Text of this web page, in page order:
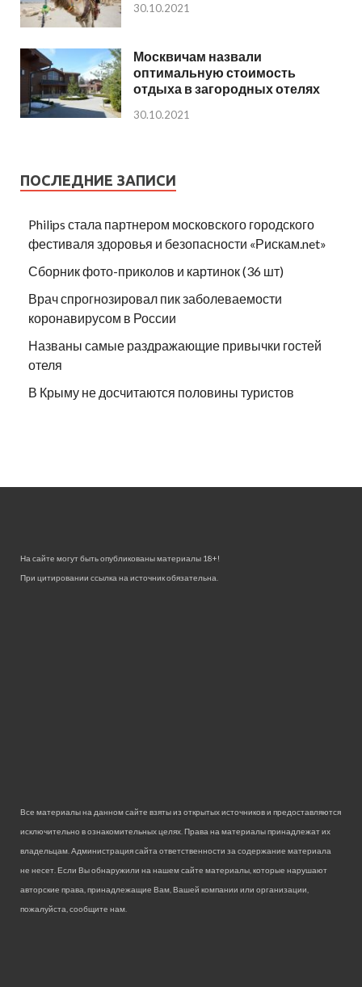
30.10.2021
Москвичам назвали
оптимальную стоимость
отдыха в загородных отелях
30.10.2021
ПОСЛЕДНИЕ ЗАПИСИ
Philips стала партнером московского городского
фестиваля здоровья и безопасности «Рискам.net»
Сборник фото-приколов и картинок (36 шт)
Врач спрогнозировал пик заболеваемости
коронавирусом в России
Названы самые раздражающие привычки гостей
отеля
В Крыму не досчитаются половины туристов
На сайте могут быть опубликованы материалы 18+!
При цитировании ссылка на источник обязательна.
Все материалы на данном сайте взяты из открытых источников и предоставляются
исключительно в ознакомительных целях. Права на материалы принадлежат их
владельцам. Администрация сайта ответственности за содержание материала
не несет. Если Вы обнаружили на нашем сайте материалы, которые нарушают
авторские права, принадлежащие Вам, Вашей компании или организации,
пожалуйста, сообщите нам.